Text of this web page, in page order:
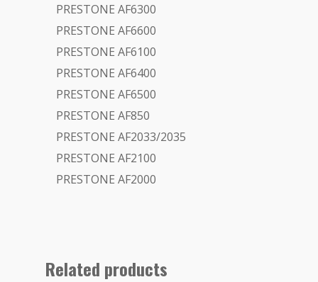
PRESTONE AF6300
PRESTONE AF6600
PRESTONE AF6100
PRESTONE AF6400
PRESTONE AF6500
PRESTONE AF850
PRESTONE AF2033/2035
PRESTONE AF2100
PRESTONE AF2000
Related products